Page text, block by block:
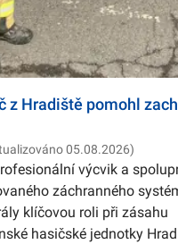
z Hradiště pomohl
05.08.2026)
výcvik a
záchranného
klíčovou roli při zásahu
hasičské jednotky